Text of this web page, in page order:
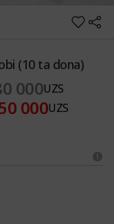
(10 ta dona)
000UZS
000UZS